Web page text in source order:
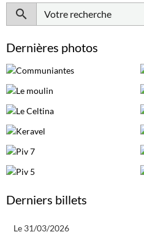
Dernières photos
Derniers billets
Le 31/03/2026